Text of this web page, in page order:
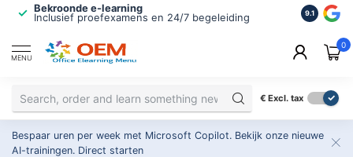
Bekroonde e-learning
Inclusief proefexamens en 24/7 begeleiding
ISO
2.500+
9.1
MENU
0
€ Excl. tax
Bespaar uren per week met Microsoft Copilot. Bekijk onze nieuwe
AI-trainingen. Direct starten